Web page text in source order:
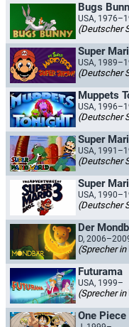
Bugs
USA,
(Deutscher
USA,
(Deutscher
Muppets
USA,
(Deutscher
Super
USA,
(Deutscher
USA,
(Deutscher
Der
D,
(Sprecher in
Futurama
USA, 1999–
(Sprecher in
One Piece